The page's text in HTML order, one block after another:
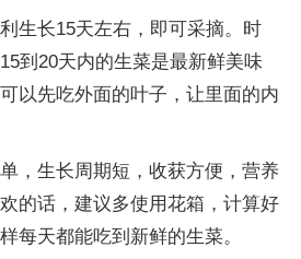
生长15天左右，即可采摘。时
到20天内的生菜是最新鲜美味
以先吃外面的叶子，让里面的内
，生长周期短，收获方便，营养
的话，建议多使用花箱，计算好
每天都能吃到新鲜的生菜。